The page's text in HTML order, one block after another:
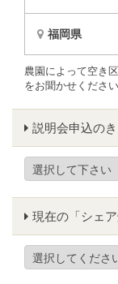
福岡県
農園によって空き
をお聞かせください
説明会申込の
現在の「シェ